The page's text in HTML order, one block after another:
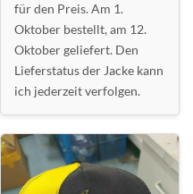
für den Preis. Am 1.
Oktober bestellt, am 12.
Oktober geliefert. Den
Lieferstatus der Jacke kann
ich jederzeit verfolgen.